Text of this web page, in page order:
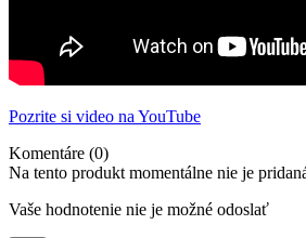
Pozrite si video na YouTube
Komentáre (0)
Na tento produkt momentálne nie je
Vaše hodnotenie nie je možné odoslať